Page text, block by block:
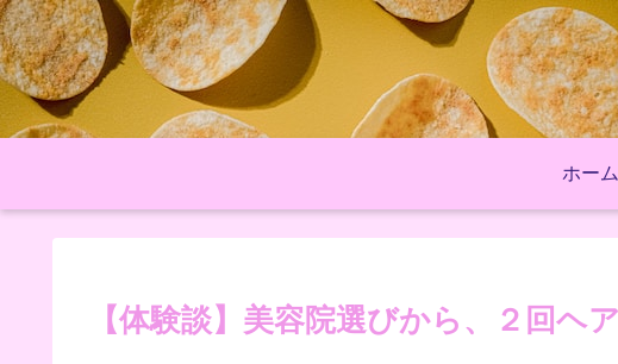
ホーム
【体験談】美容院選びから、２回ヘ